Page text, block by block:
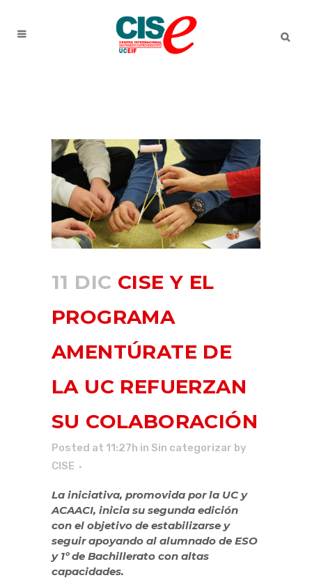
11 DIC CISE Y EL
PROGRAMA
AMENTÚRATE DE
LA UC REFUERZAN
SU COLABORACIÓN
Posted at 11:27h in Sin categorizar by
CISE
La iniciativa, promovida por la UC y
ACAACI, inicia su segunda edición
con el objetivo de estabilizarse y
seguir apoyando al alumnado de ESO
y 1º de Bachillerato con altas
capacidades.